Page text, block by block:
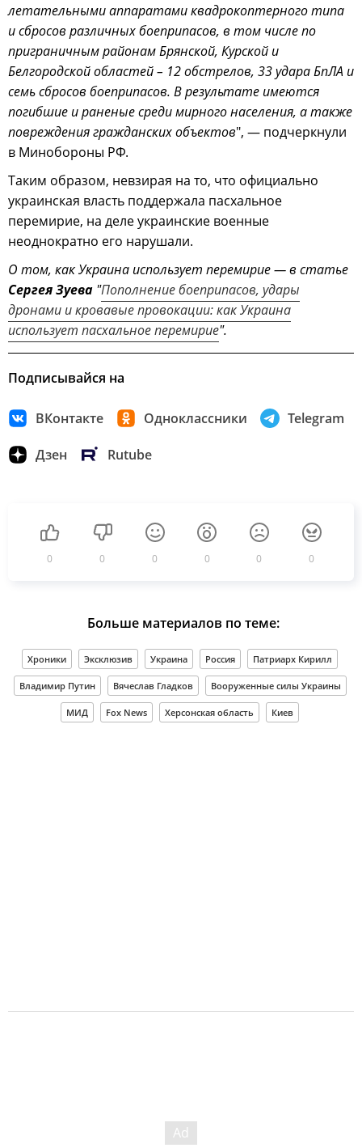
летательными аппаратами квадрокоптерного типа
и сбросов различных боеприпасов, в том числе по
приграничным районам Брянской, Курской и
Белгородской областей – 12 обстрелов, 33 удара БпЛА и
семь сбросов боеприпасов. В результате имеются
погибшие и раненые среди мирного населения, а также
повреждения гражданских объектов", — подчеркнули
в Минобороны РФ.
Таким образом, невзирая на то, что официально
украинская власть поддержала пасхальное
перемирие, на деле украинские военные
неоднократно его нарушали.
О том, как Украина использует перемирие — в статье
Сергея Зуева "Пополнение боеприпасов, удары
дронами и кровавые провокации: как Украина
использует пасхальное перемирие".
Подписывайся на
ВКонтакте Одноклассники Telegram
Дзен Rutube
0 0 0 0 0 0
Больше материалов по теме:
Хроники Эксклюзив Украина Россия Патриарх Кирилл
Владимир Путин Вячеслав Гладков Вооруженные силы Украины
МИД Fox News Херсонская область Киев